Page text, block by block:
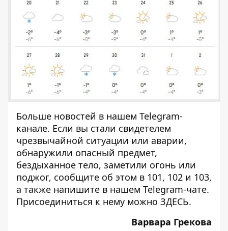
Больше новостей в нашем Telegram-
канале. Если вы стали свидетелем
чрезвычайной ситуации или аварии,
обнаружили опасный предмет,
бездыханное тело, заметили огонь или
поджог, сообщите об этом в 101, 102 и 103,
а также напишите в нашем Telegram-чате.
Присоединиться к нему можно ЗДЕСЬ.
Варвара Грекова